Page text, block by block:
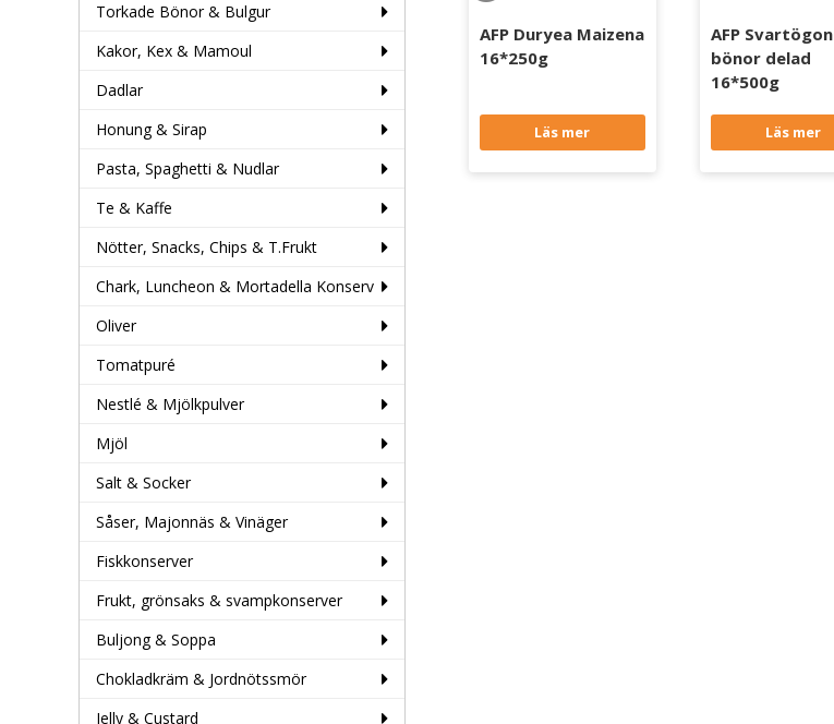
Torkade Bönor & Bulgur
Kakor, Kex & Mamoul
Dadlar
Honung & Sirap
Pasta, Spaghetti & Nudlar
Te & Kaffe
Nötter, Snacks, Chips & T.Frukt
Chark, Luncheon & Mortadella Konserv
Oliver
Tomatpuré
Nestlé & Mjölkpulver
Mjöl
Salt & Socker
Såser, Majonnäs & Vinäger
Fiskkonserver
Frukt, grönsaks & svampkonserver
Buljong & Soppa
Chokladkräm & Jordnötssmör
Jelly & Custard
Halvor 16*1kg
Läs mer
Yam 8*1,5kg
AFP Duryea Maizena
16*250g
Läs mer
AFP Svartögon
bönor delad
16*500g
Läs mer